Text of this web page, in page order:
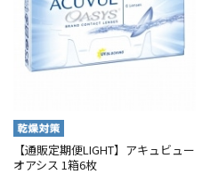
【通販定期便LIGHT】アキュビュー
オアシス 1箱6枚